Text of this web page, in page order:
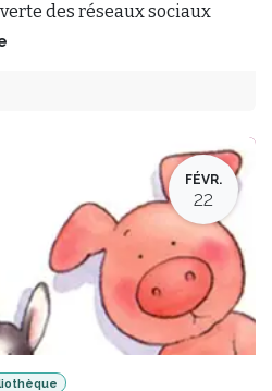
des réseaux sociaux
FÉVR.
22